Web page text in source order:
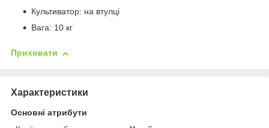
Культиватор: на втулці
Вага: 10 кг
Приховати
Характеристики
Основні атрибути